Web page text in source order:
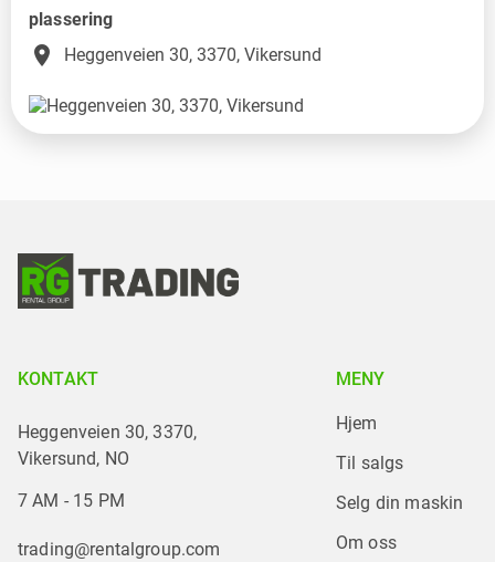
plassering
place Heggenveien 30, 3370, Vikersund
KONTAKT
Heggenveien 30, 3370,
Vikersund, NO
7 AM - 15 PM
trading@rentalgroup.com
MENY
Hjem
Til salgs
Selg din maskin
Om oss